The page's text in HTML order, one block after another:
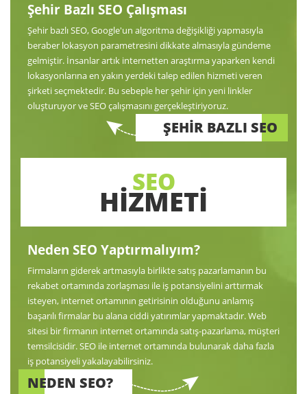
Şehir Bazlı SEO Çalışması
Şehir bazlı SEO, Google'un algoritma değişikliği yapmasıyla
beraber lokasyon parametresini dikkate almasıyla gündeme
gelmiştir. İnsanlar artık internetten araştırma yaparken kendi
lokasyonlarına en yakın yerdeki talep edilen hizmeti veren
şirketi seçmektedir. Bu sebeple her şehir için yeni linkler
oluşturuyor ve SEO çalışmasını gerçekleştiriyoruz.
ŞEHİR BAZLI SEO
SEO
HİZMETİ
Neden SEO Yaptırmalıyım?
Firmaların giderek artmasıyla birlikte satış pazarlamanın bu
rekabet ortamında zorlaşması ile iş potansiyelini arttırmak
isteyen, internet ortamının getirisinin olduğunu anlamış
başarılı firmalar bu alana ciddi yatırımlar yapmaktadır. Web
sitesi bir firmanın internet ortamında satış-pazarlama, müşteri
temsilcisidir. SEO ile internet ortamında bulunarak daha fazla
iş potansiyeli yakalayabilirsiniz.
NEDEN SEO?